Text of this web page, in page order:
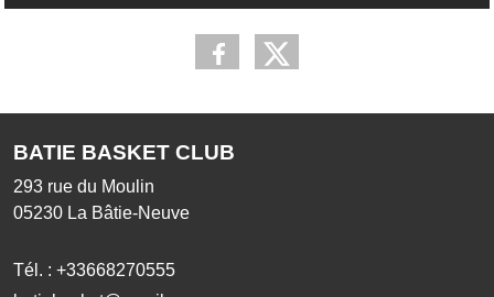
BATIE BASKET CLUB
293 rue du Moulin
05230 La Bâtie-Neuve
Tél. : +33668270555